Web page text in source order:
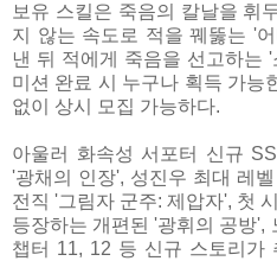
보유 스킬은 죽음의 칼날을 휘
지 않는 속도로 적을 꿰뚫는 '
낸 뒤 적에게 죽음을 선고하는
미션 완료 시 누구나 획득 가능
없이 상시 모집 가능하다.
아울러 화속성 서포터 신규
'광채의 인장', 성진우 최대 레
전직 '그림자 군주: 제압자', 첫
등장하는 개편된 '광휘의 공방',
챕터 11, 12 등 신규 스토리가